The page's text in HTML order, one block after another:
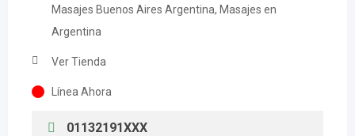
Masajes Buenos Aires Argentina, Masajes en
Argentina
Ver Tienda
Línea Ahora
01132191XXX